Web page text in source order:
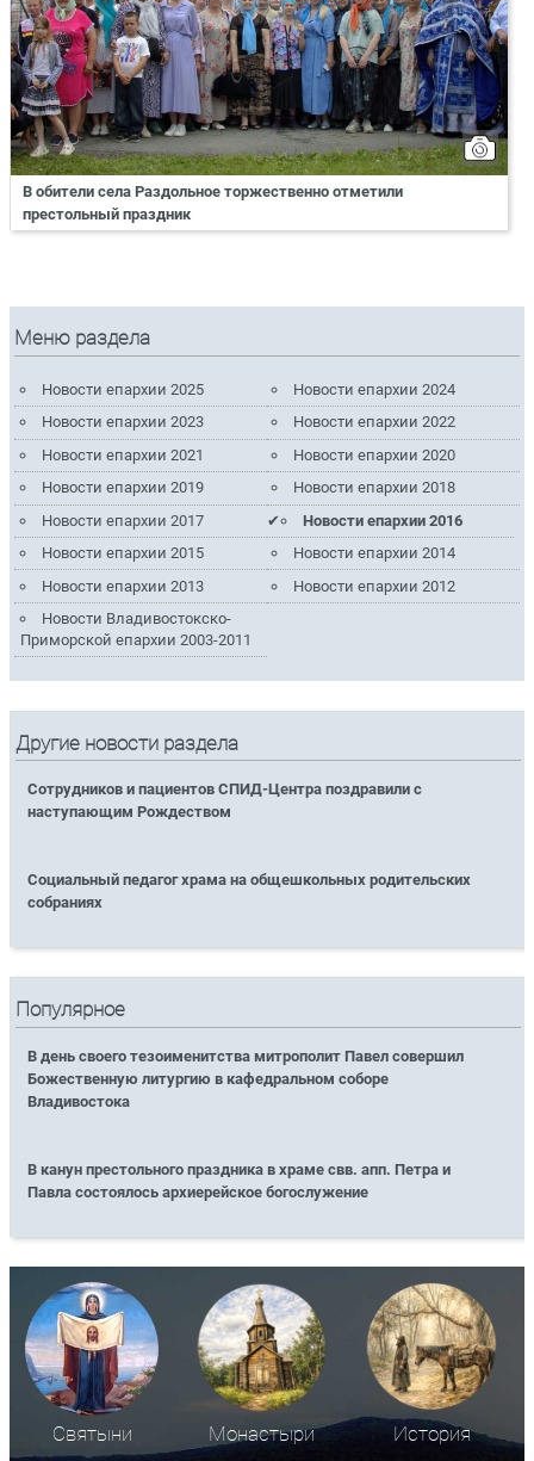
В обители села Раздольное торжественно отметили
престольный праздник
Меню раздела
Новости епархии 2025
Новости епархии 2024
Новости епархии 2023
Новости епархии 2022
Новости епархии 2021
Новости епархии 2020
Новости епархии 2019
Новости епархии 2018
Новости епархии 2017
Новости епархии 2016
Новости епархии 2015
Новости епархии 2014
Новости епархии 2013
Новости епархии 2012
Новости Владивостокско-
Приморской епархии 2003-2011
Другие новости раздела
Сотрудников и пациентов СПИД-Центра поздравили с
наступающим Рождеством
Социальный педагог храма на общешкольных родительских
собраниях
Популярное
В день своего тезоименитства митрополит Павел совершил
Божественную литургию в кафедральном соборе
Владивостока
В канун престольного праздника в храме свв. апп. Петра и
Павла состоялось архиерейское богослужение
Святыни Монастыри История